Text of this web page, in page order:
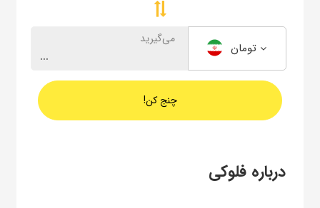
می‌گیرید
تومان
چنج کن!
درباره فلوکی